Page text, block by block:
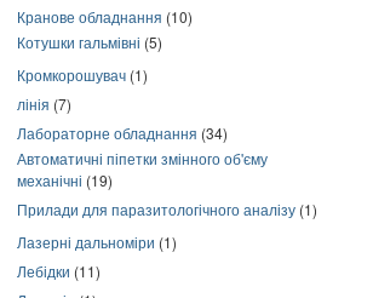
Кранове обладнання (10)
Котушки гальмівні (5)
Кромкорошувач (1)
лінія (7)
Лабораторне обладнання (34)
Автоматичні піпетки змінного об'єму
механічні (19)
Прилади для паразитологічного аналізу (1)
Лазерні дальноміри (1)
Лебідки (11)